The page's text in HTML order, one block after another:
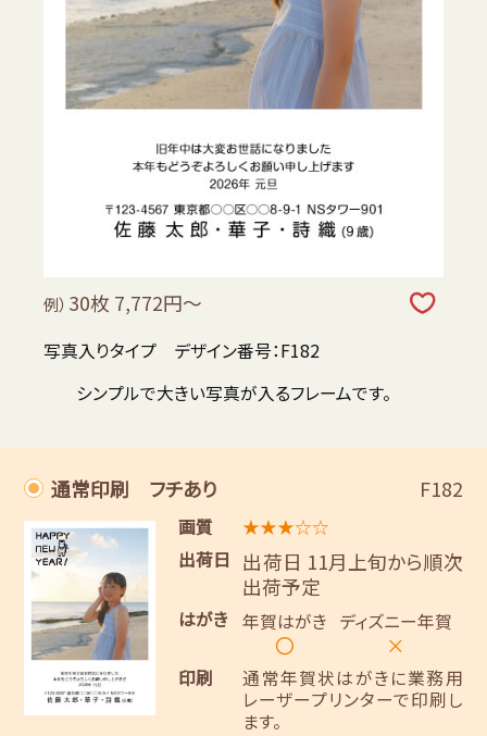
例） 30枚 7,772円～
写真入りタイプ デザイン番号：F182
シンプルで大きい写真が入るフレームです。
通常印刷 フチあり F182
画質
★★★☆☆
出荷日
出荷日 11月上旬から順次
出荷予定
はがき 年賀はがき
〇
ディズニー年賀
×
印刷
通常年賀状はがきに業務用
レーザープリンターで印刷し
ます。